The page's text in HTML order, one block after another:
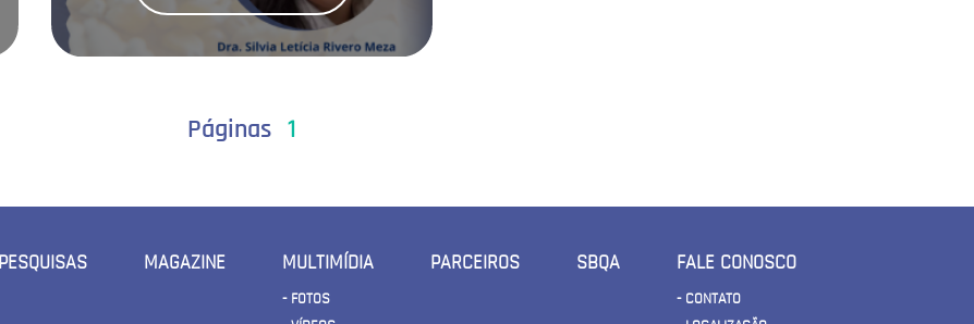
Páginas 1
PESQUISAS MAGAZINE MULTIMÍDIA
- FOTOS
PARCEIROS SBQA FALE CONOSCO
- CONTATO